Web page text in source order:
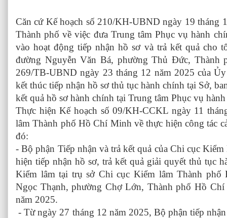
Căn cứ Kế hoạch số 210/KH-UBND ngày 19 tháng
Thành phố về việc đưa Trung tâm Phục vụ hành
vào hoạt động tiếp nhận hồ sơ và trả kết quả cho
đường Nguyễn Văn Bá, phường Thủ Đức, Thành
269/TB-UBND ngày 23 tháng 12 năm 2025 của
kết thúc tiếp nhận hồ sơ thủ tục hành chính tại Sở,
kết quả hồ sơ hành chính tại Trung tâm Phục vụ
Thực hiện Kế hoạch số 09/KH-CCKL ngày 11
lâm Thành phố Hồ Chí Minh về thực hiện công tác
đó:
- Bộ phận Tiếp nhận và trả kết quả của Chi cục
hiện tiếp nhận hồ sơ, trả kết quả giải quyết thủ tục
Kiểm lâm tại trụ sở Chi cục Kiểm lâm Thành
Ngọc Thạnh, phường Chợ Lớn, Thành phố Hồ
năm 2025.
- Từ ngày 27 tháng 12 năm 2025, Bộ phận tiếp